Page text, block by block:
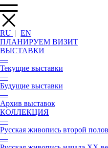
RU | EN
ПЛАНИРУЕМ ВИЗИТ
ВЫСТАВКИ
—
Текущие выставки
—
Будущие выставки
—
Архив выставок
КОЛЛЕКЦИЯ
—
Русская живопись второй
—